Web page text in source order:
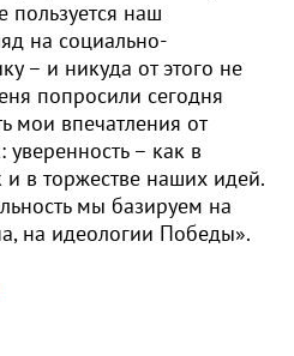
пользуется наш
на социально-
– и никуда от этого не
попросили сегодня
мои впечатления от
уверенность – как в
и в торжестве наших идей.
мы базируем на
на идеологии Победы».